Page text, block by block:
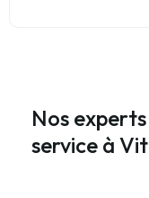
Nos
service à